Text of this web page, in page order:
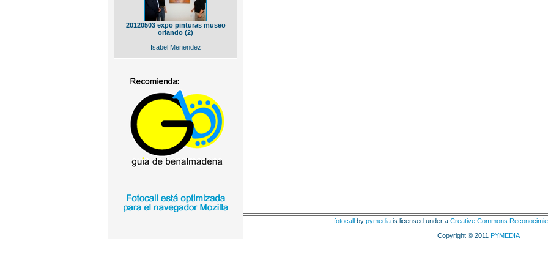
20120503 expo pinturas museo
orlando (2)
Isabel Menendez
fotocall by pymedia is licensed under a Creative Commons
Copyright © 2011 PYMEDIA